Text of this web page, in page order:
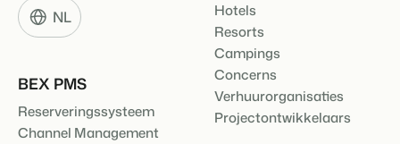
NL
BEX PMS
Reserveringssysteem
Channel Management
Hotels
Resorts
Campings
Concerns
Verhuurorganisaties
Projectontwikkelaars